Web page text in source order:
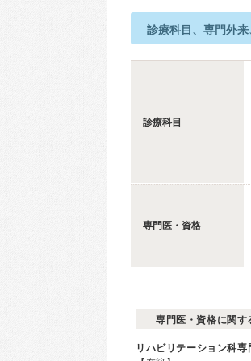
診療科目、専門外
診療科目
専門医・資格
専門医・資格に関す
リハビリテーション科専